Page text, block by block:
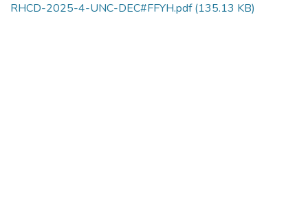
RHCD-2025-4-UNC-DEC#FFYH.pdf(135.13 KB)